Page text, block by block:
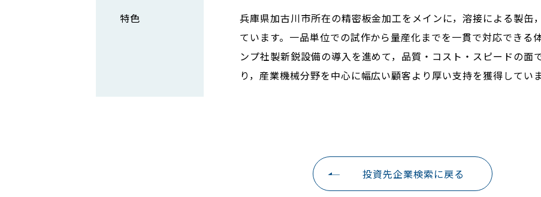
特色
兵庫県加古川市所在の精密板金加工をメインに，溶接による製缶
ています。一品単位での試作から量産化までを一貫で対応できる
ンプ社製新鋭設備の導入を進めて，品質・コスト・スピードの面
り，産業機械分野を中心に幅広い顧客より厚い支持を獲得していま
投資先企業検索に戻る